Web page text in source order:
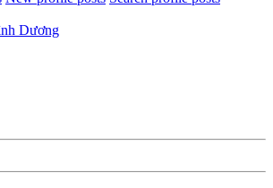
Dương